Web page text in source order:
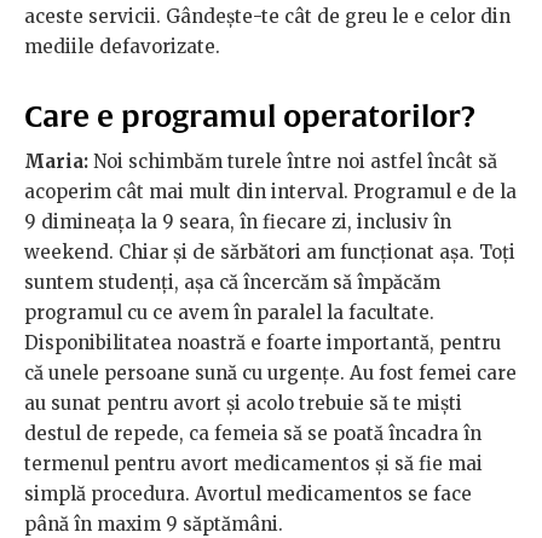
aceste servicii. Gândește-te cât de greu le e celor din
mediile defavorizate.
Care e programul operatorilor?
Maria: Noi schimbăm turele între noi astfel încât să
acoperim cât mai mult din interval. Programul e de la
9 dimineața la 9 seara, în fiecare zi, inclusiv în
weekend. Chiar și de sărbători am funcționat așa. Toți
suntem studenți, așa că încercăm să împăcăm
programul cu ce avem în paralel la facultate.
Disponibilitatea noastră e foarte importantă, pentru
că unele persoane sună cu urgențe. Au fost femei care
au sunat pentru avort și acolo trebuie să te miști
destul de repede, ca femeia să se poată încadra în
termenul pentru avort medicamentos și să fie mai
simplă procedura. Avortul medicamentos se face
până în maxim 9 săptămâni.